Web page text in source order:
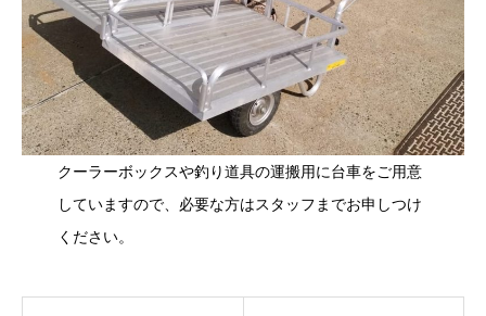
クーラーボックスや釣り道具の運搬用に台車をご用意
していますので、必要な方はスタッフまでお申しつけ
ください。